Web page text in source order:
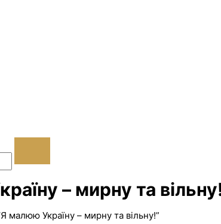
– мирну та
малюю Україну – мирну та вільну!”